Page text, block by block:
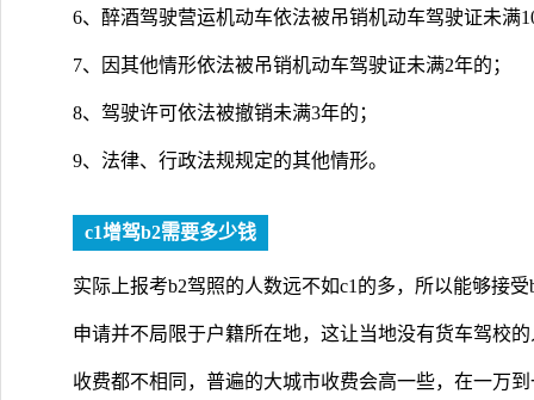
6、醉酒驾驶营运机动车依法被吊销机动车驾驶证未满
7、因其他情形依法被吊销机动车驾驶证未满2年的；
8、驾驶许可依法被撤销未满3年的；
9、法律、行政法规规定的其他情形。
c1增驾b2需要多少钱
实际上报考b2驾照的人数远不如c1的多，所以能够接
申请并不局限于户籍所在地，这让当地没有货车驾校
收费都不相同，普遍的大城市收费会高一些，在一万